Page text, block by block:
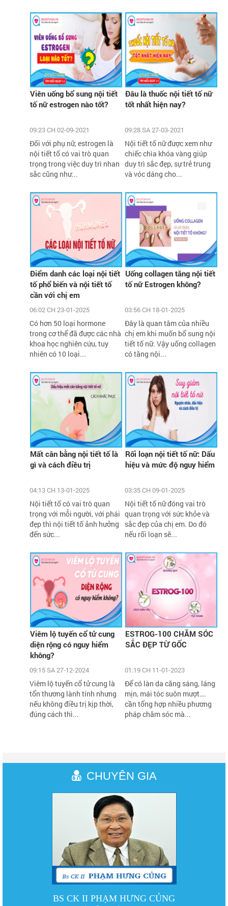
Viên uống bổ sung nội tiết
tố nữ estrogen nào tốt?
09:23 CH 02-09-2021
Đối với phụ nữ, estrogen là
nội tiết tố có vai trò quan
trọng trong việc duy trì nhan
sắc cũng như...
Đâu là thuốc nội tiết tố nữ
tốt nhất hiện nay?
09:28 SA 27-03-2021
Nội tiết tố nữ được xem như
chiếc chìa khóa vàng giúp
duy trì sắc đẹp, sự trẻ trung
và vóc dáng cho...
Điểm danh các loại nội tiết
tố phổ biến và nội tiết tố
cần với chị em
06:02 CH 23-01-2025
Có hơn 50 loại hormone
trong cơ thể đã được các nhà
khoa học nghiên cứu, tuy
nhiên có 10 loại...
Uống collagen tăng nội tiết
tố nữ Estrogen không?
03:56 CH 18-01-2025
Đây là quan tâm của nhiều
chị em khi muốn bổ sung nội
tiết tố nữ. Vậy uống collagen
có tăng nội...
Mất cân bằng nội tiết tố là
gì và cách điều trị
04:13 CH 13-01-2025
Nội tiết tố có vai trò quan
trọng với mỗi người, với phái
đẹp thì nội tiết tố ảnh hưởng
đến sức...
Rối loạn nội tiết tố nữ: Dấu
hiệu và mức độ nguy hiểm
03:35 CH 09-01-2025
Nội tiết tố nữ đóng vai trò
quan trọng với sức khỏe và
sắc đẹp của chị em. Do đó
nếu rối loạn sẽ...
Viêm lộ tuyến cổ tử cung
diện rộng có nguy hiểm
không?
09:15 SA 27-12-2024
Viêm lộ tuyến cổ tử cung là
tổn thương lành tính nhưng
nếu không điều trị kịp thời,
đúng cách thì...
ESTROG-100 CHĂM SÓC
SẮC ĐẸP TỪ GỐC
01:19 CH 11-01-2023
Để có làn da căng sáng, láng
mịn, mái tóc suôn mượt….
cần tổng hợp nhiều phương
pháp chăm sóc mà...
CHUYÊN GIA
BS CK II PHẠM HƯNG CỦNG